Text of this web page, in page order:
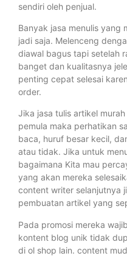
sendiri oleh penjual.
Banyak jasa menulis yang
jadi saja. Melenceng
diawal bagus tapi setelah
banget dan kualitasnya
penting cepat selesai
order.
Jika jasa tulis artikel
pemula maka perhatikan
baca, huruf besar kecil,
atau tidak. Jika untuk
bagaimana Kita mau
yang akan mereka
content writer selanjutnya
pembuatan artikel yang
Pada promosi mereka
kontent blog unik tidak
di ol shop lain. content